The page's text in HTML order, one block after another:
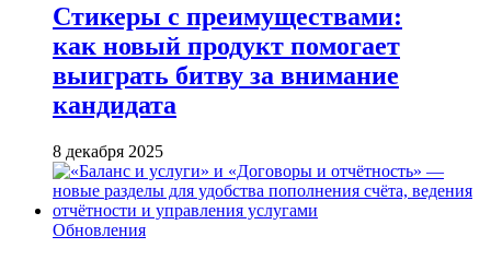
Стикеры с преимуществами:
как новый продукт помогает
выиграть битву за внимание
кандидата
8 декабря 2025
Обновления